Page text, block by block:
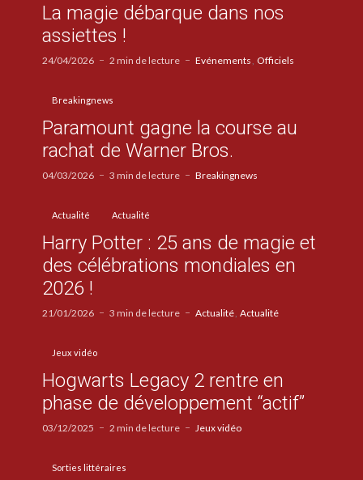
La magie débarque dans nos
assiettes !
24/04/2026 2 min de lecture Evénements Officiels
Breakingnews
Paramount gagne la course au
rachat de Warner Bros.
04/03/2026 3 min de lecture Breakingnews
Actualité Actualité
Harry Potter : 25 ans de magie et
des célébrations mondiales en
2026 !
21/01/2026 3 min de lecture Actualité Actualité
Jeux vidéo
Hogwarts Legacy 2 rentre en
phase de développement “actif”
03/12/2025 2 min de lecture Jeux vidéo
Sorties littéraires